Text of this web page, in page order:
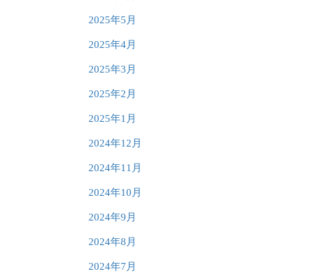
2025年5月
2025年4月
2025年3月
2025年2月
2025年1月
2024年12月
2024年11月
2024年10月
2024年9月
2024年8月
2024年7月